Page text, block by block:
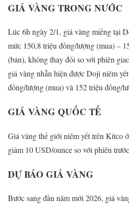
GIÁ VÀNG TRONG NƯỚC
Lúc 6h ngày 2/1, giá vàng miếng tại
mức 150,8 triệu đồng/lượng (mua) –
(bán), không thay đổi so với phiên
giá vàng nhẫn hiện được Doji niêm
đồng/lượng (mua) và 152 triệu đồng/
GIÁ VÀNG QUỐC TẾ
Giá vàng thế giới niêm yết trên Kitco
giảm 10 USD/ounce so với phiên
DỰ BÁO GIÁ VÀNG
Bước sang đầu năm mới 2026, giá